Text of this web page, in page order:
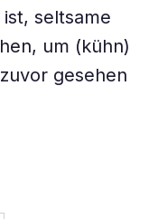
seltsame
um (kühn)
gesehen